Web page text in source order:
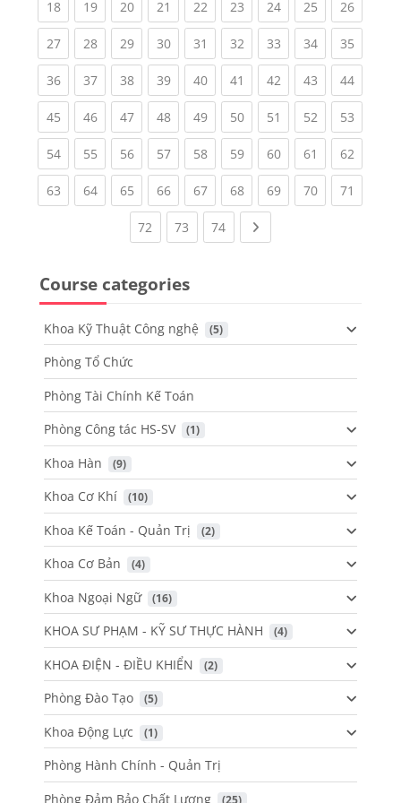
18(current)
19(current)
20(current)
21 (current)
22(current)
23(current)
24(current)
25(current)
26
27(current)
28(current)
29(current)
30(current)
31 (current)
32(current)
33(current)
34(current)
35
36(current)
37(current)
38(current)
39(current)
40(current)
41 (current)
42(current)
43(current)
44
45(current)
46(current)
47(current)
48(current)
49(current)
50(current)
51 (current)
52(current)
53
54(current)
55(current)
56(current)
57(current)
58(current)
59(current)
60(current)
61 (current)
62
63(current)
64(current)
65(current)
66(current)
67(current)
68(current)
69(current)
70(current)
71
72 (current)
73 (current)
74(current)Next page
Course categories
Khoa Kỹ Thuật Công nghệ (5)
Phòng Tổ Chức
Phòng Tài Chính Kế Toán
Phòng Công tác HS-SV
(1)
Khoa Hàn (9)
Khoa Cơ Khí (10)
Khoa Kế Toán - Quản Trị (2)
Khoa Cơ Bản (4)
Khoa Ngoại Ngữ (16)
KHOA SƯ PHẠM - KỸ SƯ THỰC HÀNH (4)
KHOA ĐIỆN - ĐIỀU KHIỂN (2)
Phòng Đào Tạo (5)
Khoa Động Lực (1)
Phòng Hành Chính - Quản Trị
Phòng Đảm Bảo Chất Lượng
(25)